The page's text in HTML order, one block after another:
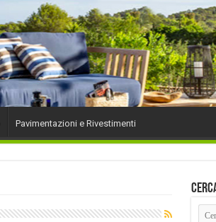
Pavimentazioni e Rivestimenti